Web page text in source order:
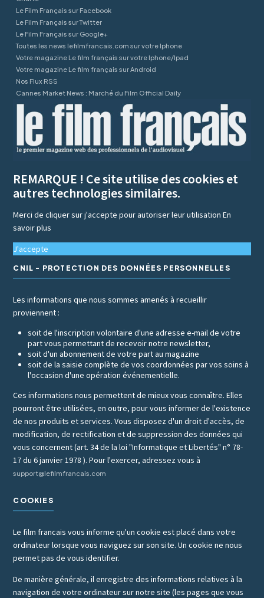
Le Film Français sur Facebook
Le Film Français sur Twitter
Le Film Français sur Google+
Toutes les news lefilmfrancais.com sur votre Iphone
Votre magazine Le film français sur votre Iphone/Ipad
Votre magazine Le film français sur Android
Nos Flux RSS
Cannes Market News : Marché du Film Official Daily
REMARQUE ! Ce site utilise des cookies et
autres technologies similaires.
Merci de cliquer sur j'accepte pour autoriser leur utilisationEn
savoir plus
J'accepte
CNIL - PROTECTION DES DONNÉES PERSONNELLES
Les informations que nous sommes amenés à recueillir
proviennent :
soit de l'inscription volontaire d'une adresse e-mail de votre
part vous permettant de recevoir notre newsletter,
soit d'un abonnement de votre part au magazine
soit de la saisie complète de vos coordonnées par vos soins à
l'occasion d'une opération événementielle.
Ces informations nous permettent de mieux vous connaître. Elles
pourront être utilisées, en outre, pour vous informer de l'existence
de nos produits et services. Vous disposez d'un droit d'accès, de
modification, de rectification et de suppression des données qui
vous concernent (art. 34 de la loi "Informatique et Libertés" n° 78-
17 du 6 janvier 1978 ). Pour l'exercer, adressez vous à
support@lefilmfrancais.com
COOKIES
Le film francais vous informe qu'un cookie est placé dans votre
ordinateur lorsque vous naviguez sur son site. Un cookie ne nous
permet pas de vous identifier.
De manière générale, il enregistre des informations relatives à la
navigation de votre ordinateur sur notre site (les pages que vous